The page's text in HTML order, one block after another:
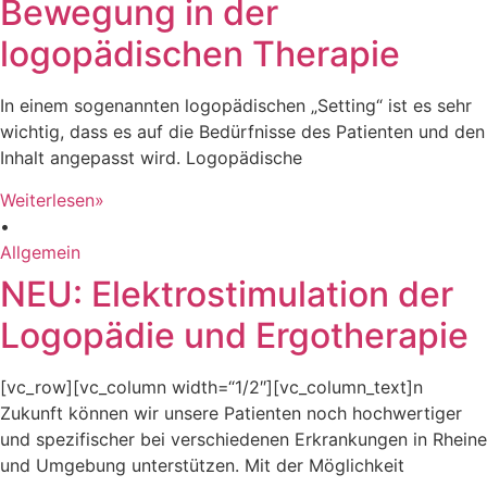
Bewegung in der
logopädischen Therapie
In einem sogenannten logopädischen „Setting“ ist es sehr
wichtig, dass es auf die Bedürfnisse des Patienten und den
Inhalt angepasst wird. Logopädische
Weiterlesen»
•
Allgemein
NEU: Elektrostimulation der
Logopädie und Ergotherapie
[vc_row][vc_column width=“1/2″][vc_column_text]n
Zukunft können wir unsere Patienten noch hochwertiger
und spezifischer bei verschiedenen Erkrankungen in Rheine
und Umgebung unterstützen. Mit der Möglichkeit